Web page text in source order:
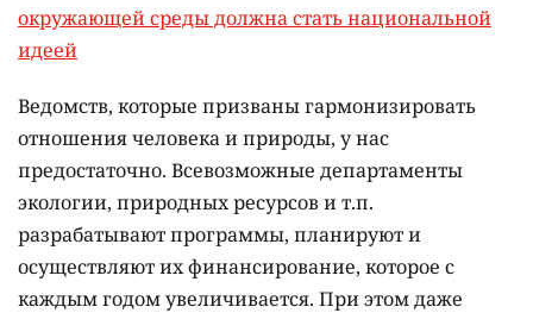
окружающей среды должна стать национальной
идеей
Ведомств, которые призваны гармонизировать
отношения человека и природы, у нас
предостаточно. Всевозможные департаменты
экологии, природных ресурсов и т.п.
разрабатывают программы, планируют и
осуществляют их финансирование, которое с
каждым годом увеличивается. При этом даже